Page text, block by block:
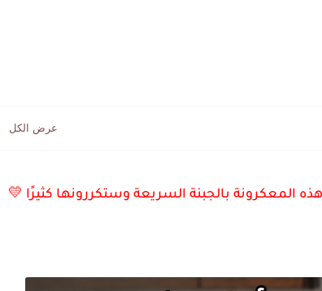
المعكرونة بالجبنة السريعة وستكررونها كثيرًا 💛